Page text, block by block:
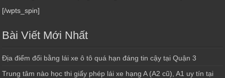
[/wpts_spin]
Bài Viết Mới Nhất
Địa điểm đổi bằng lái xe ô tô quá hạn đáng tin cậy tại Quận 3
Trung tâm nào học thi giấy phép lái xe hạng A (A2 cũ), A1 uy tín tại